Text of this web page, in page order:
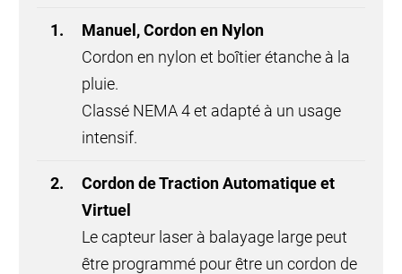
Bouton Poussoir
Bouton simple, double ou triple.
Classé NEMA 4.
Bouton Poussoir Champignon